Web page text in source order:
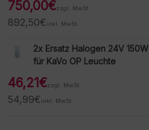
750,00€zzgl. MwSt.
892,50€ inkl. MwSt.
2x Ersatz Halogen 24V 150W
für KaVo OP Leuchte
46,21€zzgl. MwSt.
54,99€ inkl. MwSt.